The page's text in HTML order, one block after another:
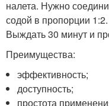
налета. Нужно
содой в пропорции
Выждать 30 минут и
Преимущества:
эффективность;
доступность;
простота